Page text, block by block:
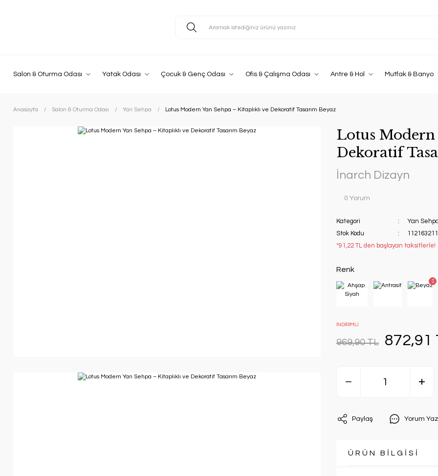
Salon & Oturma Odası Yatak Odası Çocuk & Genç Odası Ofis & Çalışma Odası Antre & Hol Mutfak & Banyo
Anasayfa Salon & Oturma Odası Yan Sehpa Lotus Modern Yan Sehpa – Kitaplıklı ve Dekoratif Tasarım Beyaz
Lotus Modern
Dekoratif
İnarch Dizayn
0 Yorum
Kategori
Yan
Stok Kodu
*91,22 TL den başlayan taksitlerle!
Renk
İNDİRİMLİ
969,90 TL 872,91
Paylaş Yorum Yaz
ÜRÜN BİLGİSİ